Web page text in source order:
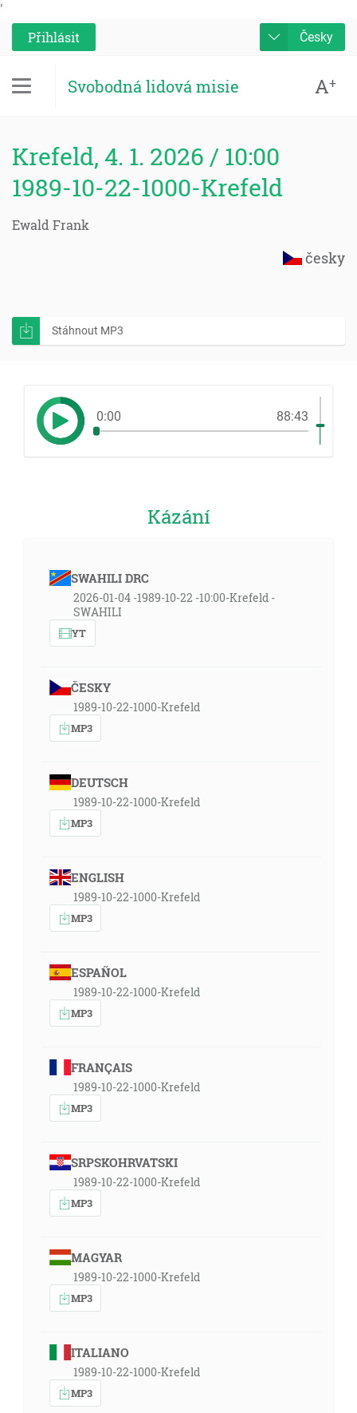
'
Přihlásit
Česky
Svobodná lidová misie A+
Krefeld, 4. 1. 2026 / 10:00
1989-10-22-1000-Krefeld
Ewald Frank
česky
Stáhnout MP3
0:00 88:43
Kázání
SWAHILI DRC
2026-01-04 -1989-10-22 -10:00-Krefeld -
SWAHILI
YT
ČESKY
1989-10-22-1000-Krefeld
MP3
DEUTSCH
1989-10-22-1000-Krefeld
MP3
ENGLISH
1989-10-22-1000-Krefeld
MP3
ESPAÑOL
1989-10-22-1000-Krefeld
MP3
FRANÇAIS
1989-10-22-1000-Krefeld
MP3
SRPSKOHRVATSKI
1989-10-22-1000-Krefeld
MP3
MAGYAR
1989-10-22-1000-Krefeld
MP3
ITALIANO
1989-10-22-1000-Krefeld
MP3